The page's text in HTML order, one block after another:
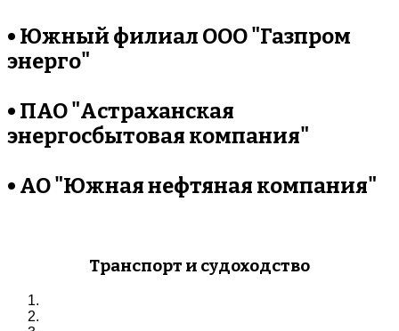
• Южный филиал ООО "Газпром
энерго"
• ПАО "Астраханская
энергосбытовая компания"
• АО "Южная нефтяная компания"
Транспорт и судоходство